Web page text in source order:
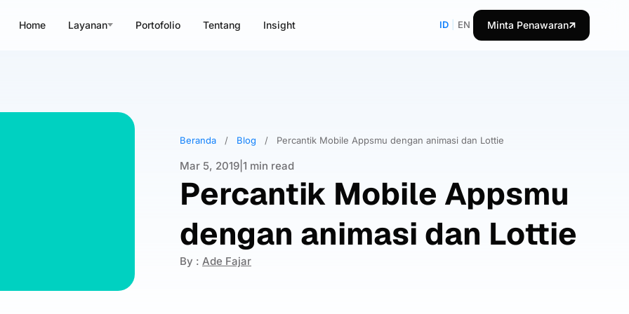
Home Layanan Portofolio Tentang Insight ID EN Minta Penawaran
Beranda / Blog / Percantik Mobile Appsmu dengan animasi dan Lottie
Mar 5, 2019 1 min read
Percantik Mobile Appsmu
dengan animasi dan Lottie
By : Ade Fajar